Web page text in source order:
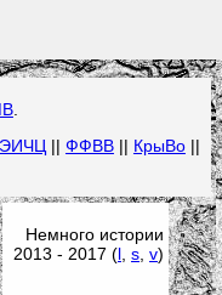
.
ЭИЧЦ || ФФВВ|| КрыВо||
Немного истории
2013 - 2017 (l ,s ,v)